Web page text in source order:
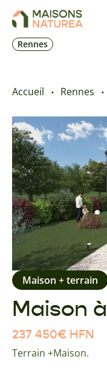
Rennes
Nos offres
Accueil Rennes
Maison
Maison + terrain
237 450€ HFN
Terrain +Maison.